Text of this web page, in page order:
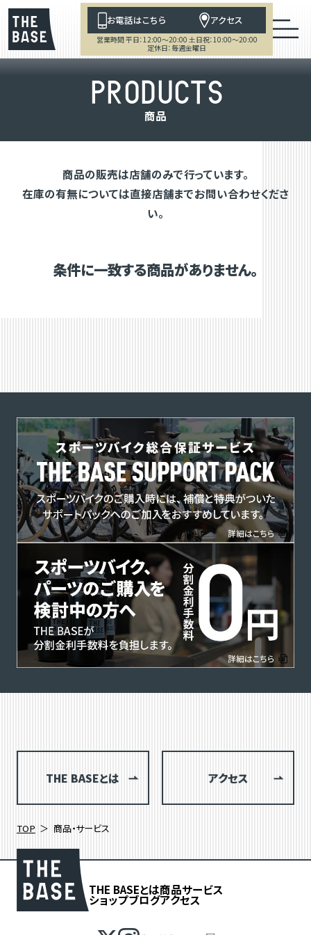
お電話はこちら アクセス
営業時間 平日：12:00～20:00 土日祝：10:00～20:00
定休日：毎週金曜日
PRODUCTS
商品
商品の販売は店舗のみで行っています。
在庫の有無については直接店舗までお問い合わせくださ
い。
条件に一致する商品がありません。
THE BASEとは アクセス
TOP 商品・サービス
THE BASEとは商品サービス
ショップブログアクセス